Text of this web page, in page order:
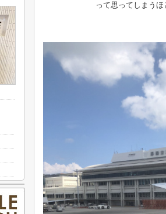
って思ってしまう